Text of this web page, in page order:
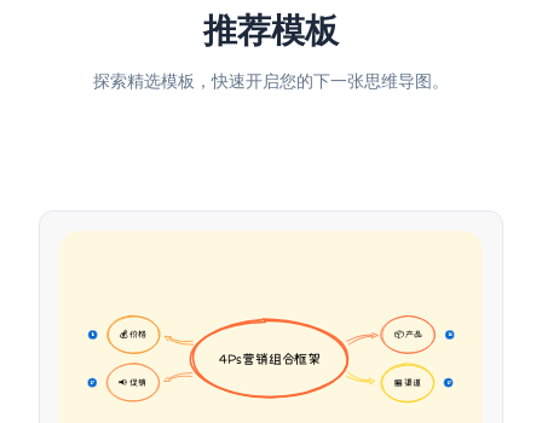
推荐模板
探索精选模板，快速开启您的下一张思维导图。
📦 产品 16
💰 价格
16
🏪 渠道 17
📢 促销
17
4Ps营销组合框架